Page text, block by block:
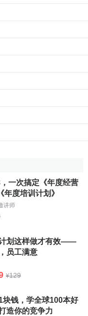
算的日子，其主要
查各項
決算前的準備工
知，明確提出當年
與要求，以便各基層
轄內具體情況，提
織和監督轄內各行處
求佈置辦理外，一
務、核實損益、
一次搞定《年度经营
年度培训计划》
讲师
划这样做才有效——
员工满意
¥129
块钱，学全球100本好
造你的竞争力